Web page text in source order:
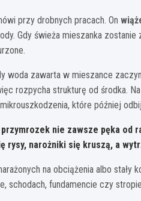
przy drobnych pracach. On
Gdy świeża mieszanka
woda zawarta w mieszance
rozpycha strukturę od środka.
które później
nie zawsze pęka od
rysy, narożniki się kruszą, a
na obciążenia albo stały
schodach, fundamencie czy